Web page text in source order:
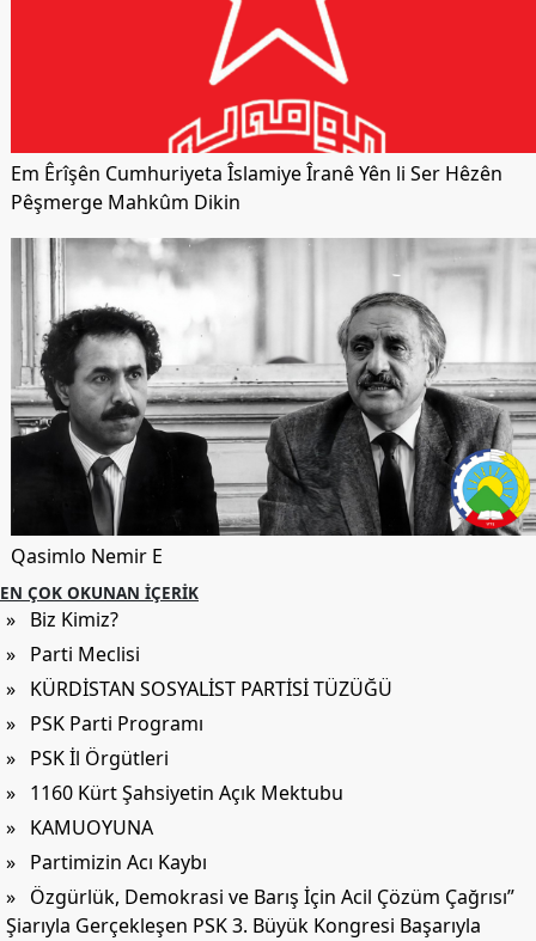
Em Êrîşên Cumhuriyeta Îslamiye Îranê Yên li Ser Hêzên
Pêşmerge Mahkûm Dikin
Qasimlo Nemir E
EN ÇOK OKUNAN İÇERIK
» Biz Kimiz?
» Parti Meclisi
» KÜRDİSTAN SOSYALİST PARTİSİ TÜZÜĞÜ
» PSK Parti Programı
» PSK İl Örgütleri
» 1160 Kürt Şahsiyetin Açık Mektubu
» KAMUOYUNA
» Partimizin Acı Kaybı
» Özgürlük, Demokrasi ve Barış İçin Acil Çözüm Çağrısı”
Şiarıyla Gerçekleşen PSK 3. Büyük Kongresi Başarıyla